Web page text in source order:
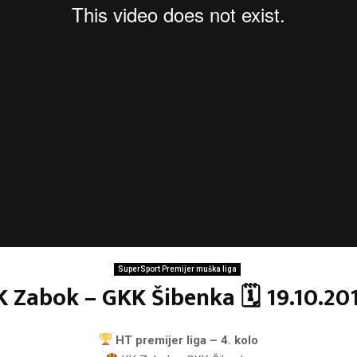
SuperSport Premijer muška liga
Zabok – GKK Šibenka 🗓
HT premijer liga – 4. kolo